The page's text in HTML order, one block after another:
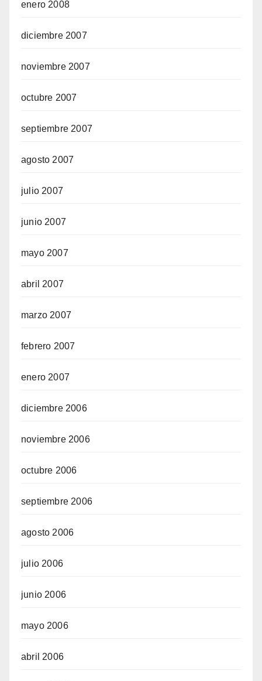
enero 2008
diciembre 2007
noviembre 2007
octubre 2007
septiembre 2007
agosto 2007
julio 2007
junio 2007
mayo 2007
abril 2007
marzo 2007
febrero 2007
enero 2007
diciembre 2006
noviembre 2006
octubre 2006
septiembre 2006
agosto 2006
julio 2006
junio 2006
mayo 2006
abril 2006